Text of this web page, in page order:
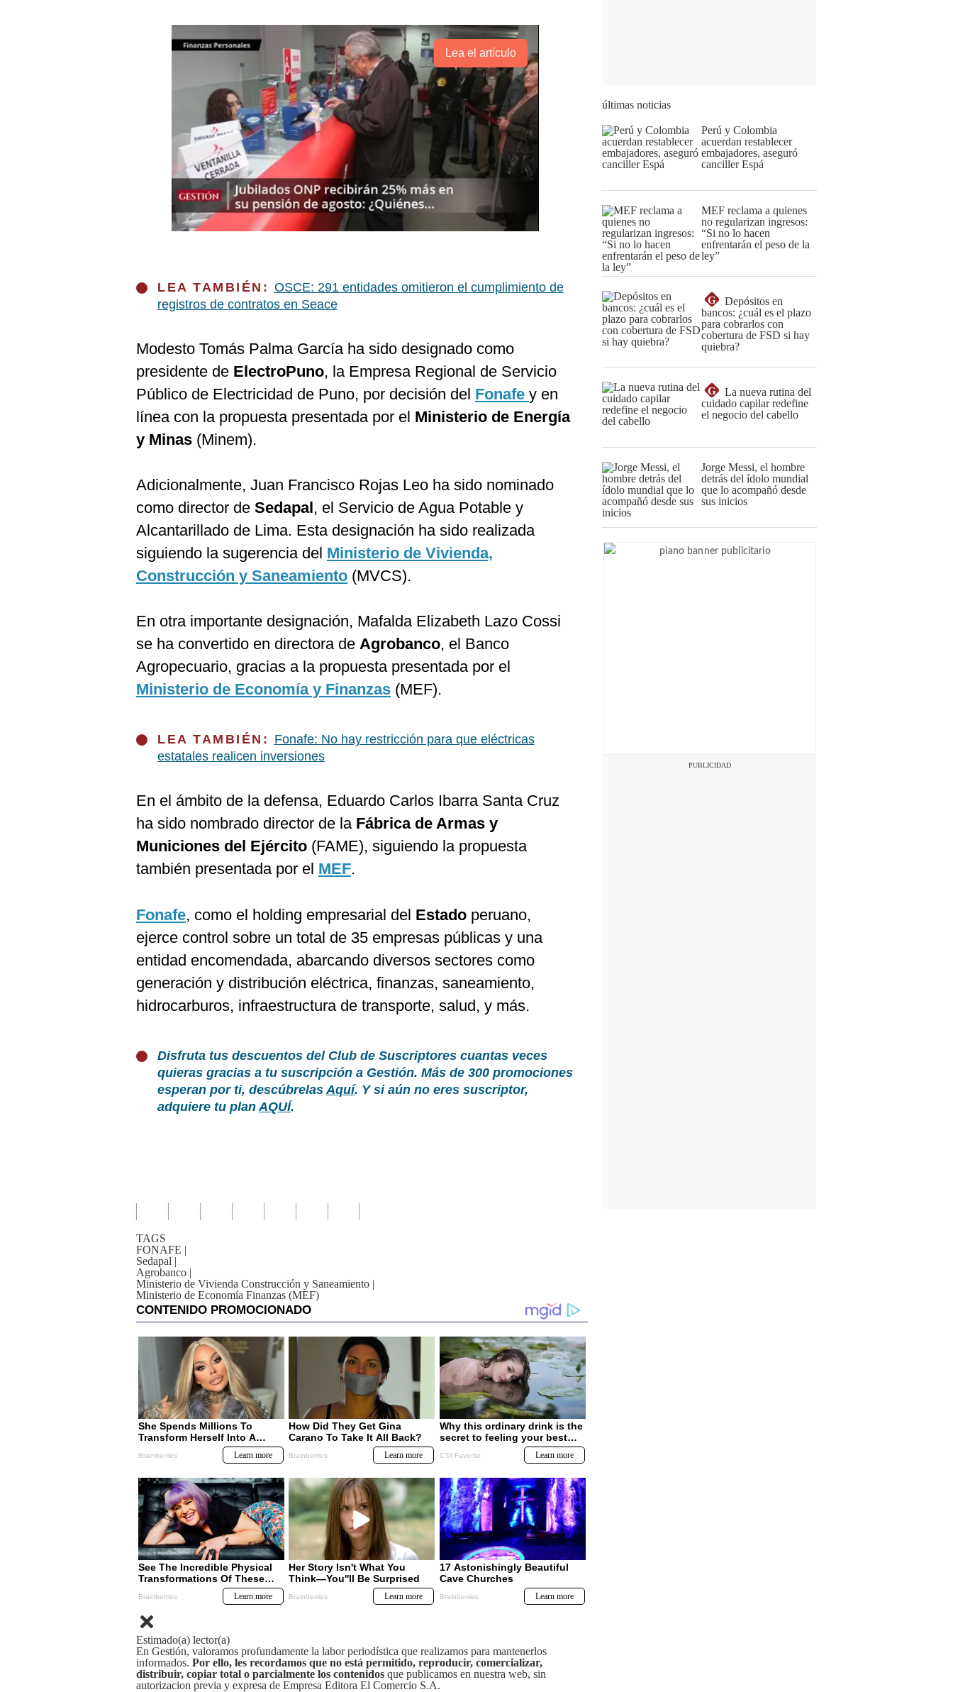
Lea el artículo
LEA TAMBIÉN: OSCE: 291 entidades omitieron el cumplimiento de
registros de contratos en Seace
Modesto Tomás Palma García ha sido designado como
presidente de ElectroPuno, la Empresa Regional de Servicio
Público de Electricidad de Puno, por decisión del Fonafe y en
línea con la propuesta presentada por el Ministerio de Energía
y Minas (Minem).
Adicionalmente, Juan Francisco Rojas Leo ha sido nominado
como director de Sedapal, el Servicio de Agua Potable y
Alcantarillado de Lima. Esta designación ha sido realizada
siguiendo la sugerencia del Ministerio de Vivienda,
Construcción y Saneamiento (MVCS).
En otra importante designación, Mafalda Elizabeth Lazo Cossi
se ha convertido en directora de Agrobanco, el Banco
Agropecuario, gracias a la propuesta presentada por el
Ministerio de Economía y Finanzas (MEF).
LEA TAMBIÉN: Fonafe: No hay restricción para que eléctricas
estatales realicen inversiones
En el ámbito de la defensa, Eduardo Carlos Ibarra Santa Cruz
ha sido nombrado director de la Fábrica de Armas y
Municiones del Ejército (FAME), siguiendo la propuesta
también presentada por el MEF.
Fonafe, como el holding empresarial del Estado peruano,
ejerce control sobre un total de 35 empresas públicas y una
entidad encomendada, abarcando diversos sectores como
generación y distribución eléctrica, finanzas, saneamiento,
hidrocarburos, infraestructura de transporte, salud, y más.
Disfruta tus descuentos del Club de Suscriptores cuantas veces
quieras gracias a tu suscripción a Gestión. Más de 300 promociones
esperan por ti, descúbrelasAquí. Y si aún no eres suscriptor,
adquiere tu planAQUÍ.
TAGS
FONAFE |
Sedapal |
Agrobanco |
Ministerio de Vivienda Construcción y Saneamiento |
Ministerio de Economía Finanzas (MEF)
Estimado(a) lector(a)
En Gestión, valoramos profundamente la labor periodística que realizamos para mantenerlos
informados. Por ello, les recordamos que no está permitido, reproducir, comercializar,
distribuir, copiar total o parcialmente los contenidos que publicamos en nuestra web, sin
autorizacion previa y expresa de Empresa Editora El Comercio S.A.
últimas noticias
Perú y Colombia
acuerdan restablecer
embajadores, aseguró
canciller Espá
MEF reclama a quienes
no regularizan ingresos:
“Si no lo hacen
enfrentarán el peso de la
ley”
G
Depósitos en
bancos: ¿cuál es el plazo
para cobrarlos con
cobertura de FSD si hay
quiebra?
G
La nueva rutina del
cuidado capilar redefine
el negocio del cabello
Jorge Messi, el hombre
detrás del ídolo mundial
que lo acompañó desde
sus inicios